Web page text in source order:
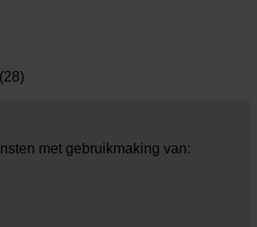
(28)
met gebruikmaking van: